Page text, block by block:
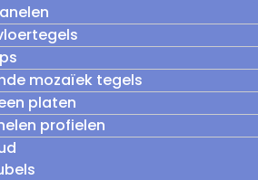
mozaïek tegels
platen
profielen